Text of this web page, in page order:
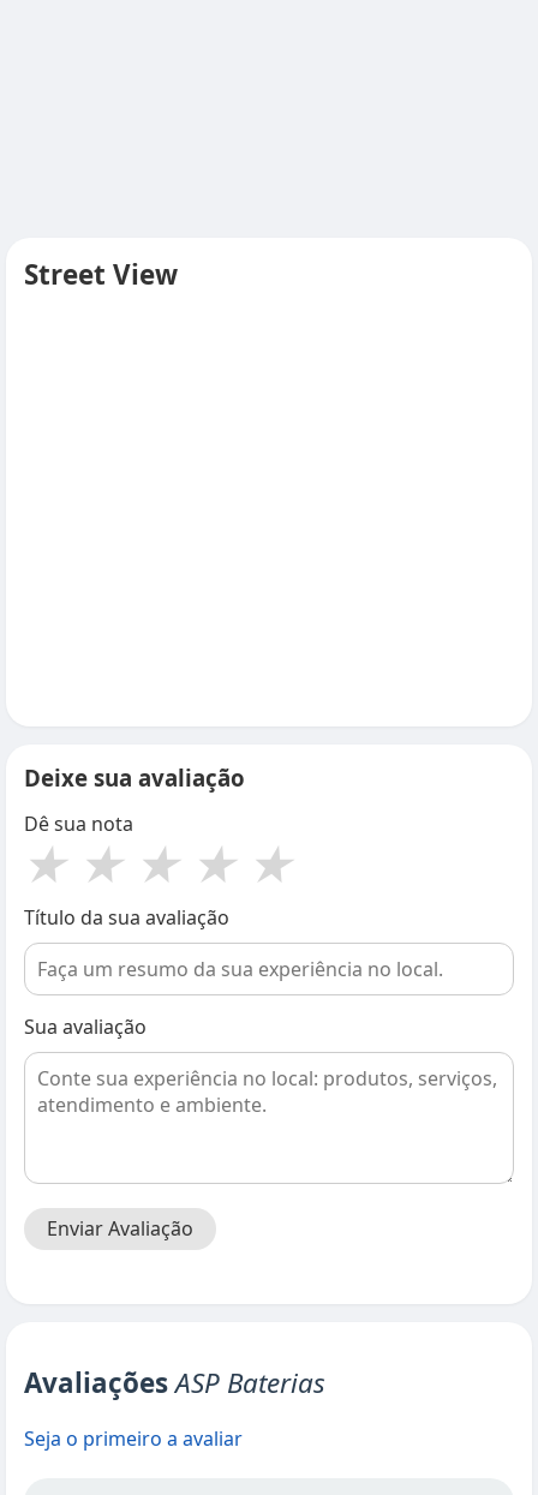
Street View
Deixe sua avaliação
Dê sua nota
★ ★ ★ ★ ★
Título da sua avaliação
Sua avaliação
Enviar Avaliação
AvaliaçõesASP Baterias
Seja o primeiro a avaliar